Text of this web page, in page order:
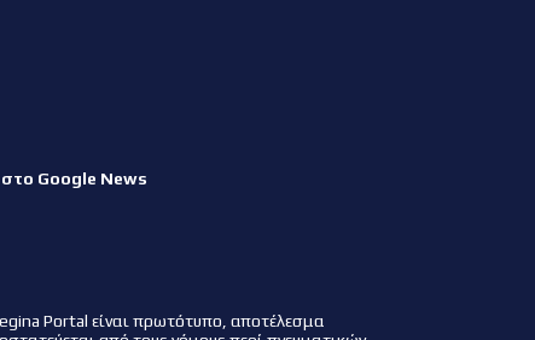
Google News
Portal είναι πρωτότυπο, αποτέλεσμα